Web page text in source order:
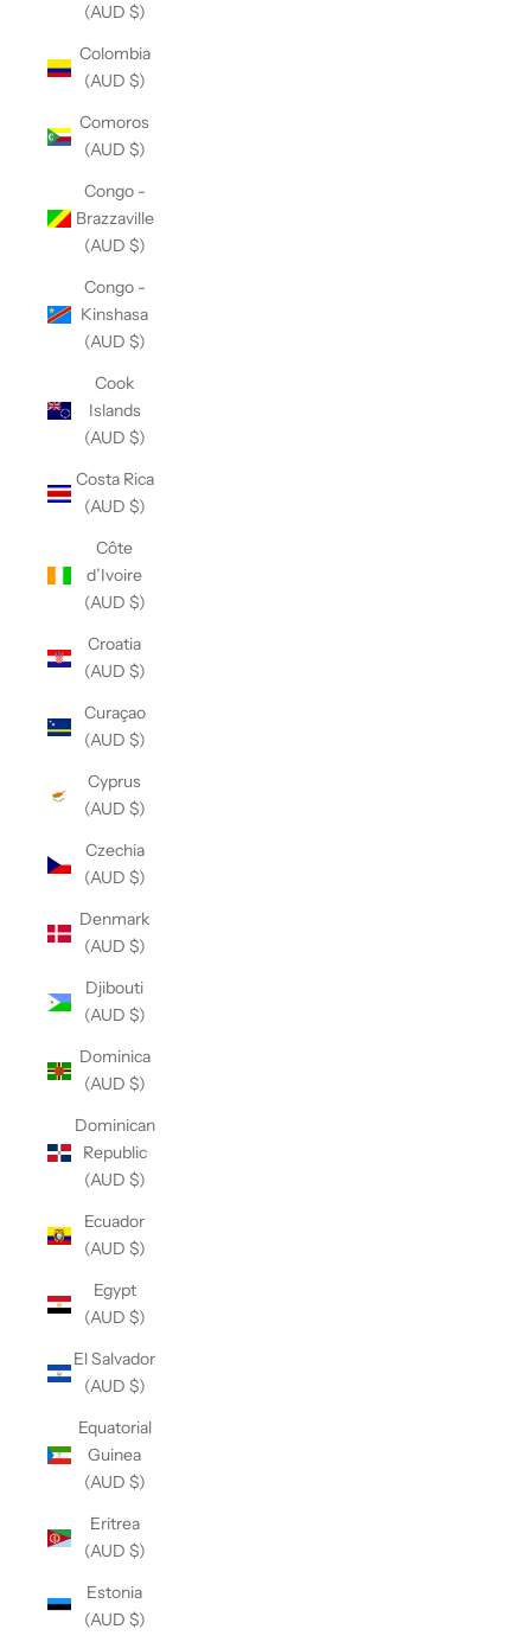
(AUD $)
Colombia
(AUD $)
Comoros
(AUD $)
Congo -
Brazzaville
(AUD $)
Congo -
Kinshasa
(AUD $)
Cook
Islands
(AUD $)
Costa Rica
(AUD $)
Côte
d’Ivoire
(AUD $)
Croatia
(AUD $)
Curaçao
(AUD $)
Cyprus
(AUD $)
Czechia
(AUD $)
Denmark
(AUD $)
Djibouti
(AUD $)
Dominica
(AUD $)
Dominican
Republic
(AUD $)
Ecuador
(AUD $)
Egypt
(AUD $)
El Salvador
(AUD $)
Equatorial
Guinea
(AUD $)
Eritrea
(AUD $)
Estonia
(AUD $)